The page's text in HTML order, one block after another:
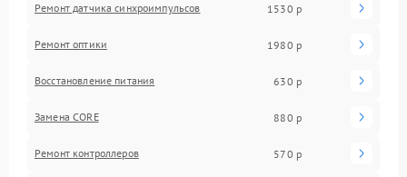
Ремонт датчика синхроимпульсов 1530 р
Ремонт оптики 1980 р
Восстановление питания 630 р
Замена CORE 880 р
Ремонт контроллеров 570 р